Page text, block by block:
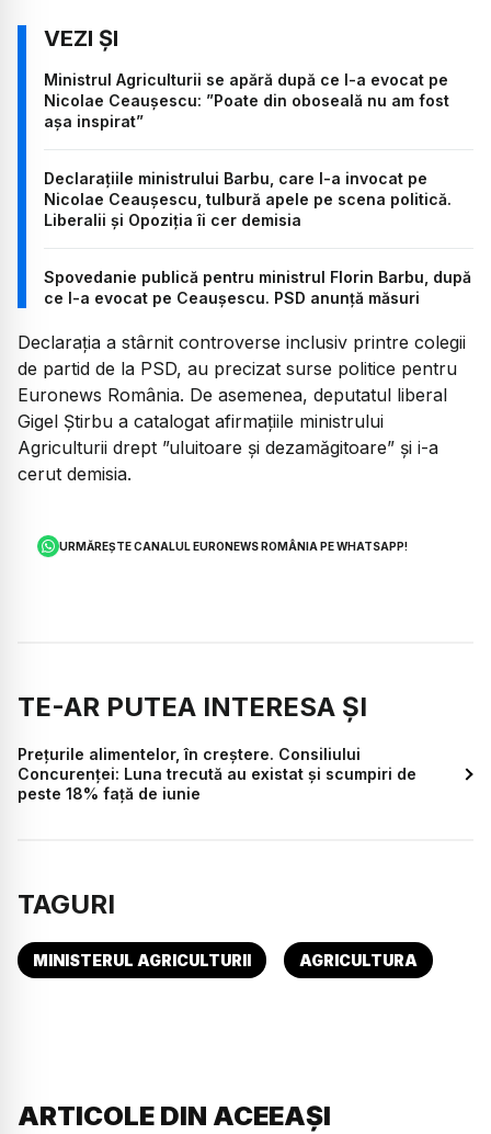
Ministrul Agriculturii se apără după ce l-a evocat pe
Nicolae Ceaușescu: ”Poate din oboseală nu am fost
aşa inspirat”
Declarațiile ministrului Barbu, care l-a invocat pe
Nicolae Ceaușescu, tulbură apele pe scena politică.
Liberalii și Opoziția îi cer demisia
Spovedanie publică pentru ministrul Florin Barbu, după
ce l-a evocat pe Ceaușescu. PSD anunță măsuri
Declarația a stârnit controverse inclusiv printre colegii
de partid de la PSD, au precizat surse politice pentru
Euronews România. De asemenea, deputatul liberal
Gigel Știrbu a catalogat afirmațiile ministrului
Agriculturii drept ”uluitoare și dezamăgitoare” și i-a
cerut demisia.
URMĂREȘTE CANALUL EURONEWS ROMÂNIA PE WHATSAPP!
TE-AR PUTEA INTERESA ȘI
Prețurile alimentelor, în creștere. Consiliului
Concurenţei: Luna trecută au existat și scumpiri de
peste 18% faţă de iunie
TAGURI
MINISTERUL AGRICULTURII AGRICULTURA
ARTICOLE DIN ACEEAȘI